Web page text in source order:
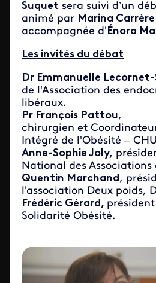
Suquet sera suivi d’un
animé par Marina Carrère
accompagnée d'Énora
Les invités du débat
Dr Emmanuelle Lecornet-
de l'Association des
libéraux.
Pr François Pattou,
chirurgien et
Intégré de l'Obésité –
Anne-Sophie Joly,
National des Associations
Quentin Marchand,
l'association Deux poids,
Frédéric Gérard,
Solidarité Obésité.